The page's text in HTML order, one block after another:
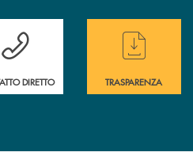
filiali di assistenza immediata ?
DIRETTO
Hai bisogno di
TRASPARENZA